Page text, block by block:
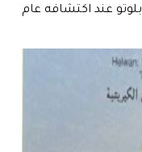
عند اكتشافه عام